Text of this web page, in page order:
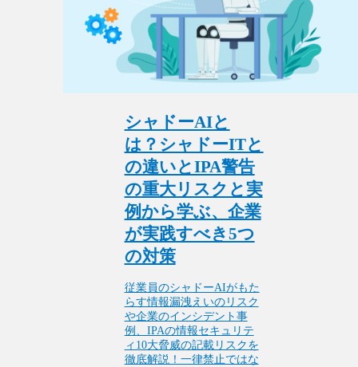
シャドーAIと
は？シャドーITと
の違いとIPA警告
の重大リスクと実
例から学ぶ、企業
が実践すべき5つ
の対策
従業員のシャドーAIがもた
らす情報漏洩えいのリスク
や企業のインシデント事
例、IPAの情報セキュリテ
ィ10大脅威の記載リスクを
徹底解説！一律禁止ではな